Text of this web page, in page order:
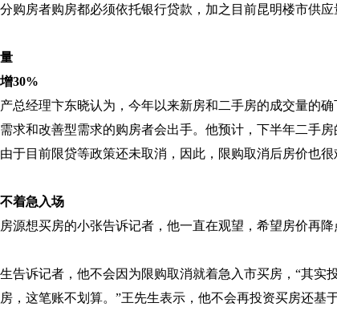
购房者购房都必须依托银行贷款，加之目前昆明楼市供
30%
总经理卞东晓认为，今年以来新房和二手房的成交量的
求和改善型需求的购房者会出手。他预计，下半年二手
于目前限贷等政策还未取消，因此，限购取消后房价也
着急入场
源想买房的小张告诉记者，他一直在观望，希望房价再
告诉记者，他不会因为限购取消就着急入市买房，“其
，这笔账不划算。”王先生表示，他不会再投资买房还